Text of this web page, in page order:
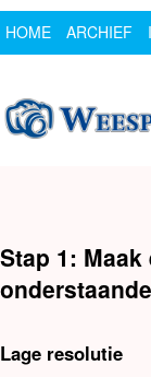
HOME ARCHIEF
Stap 1:
Lage resolutie